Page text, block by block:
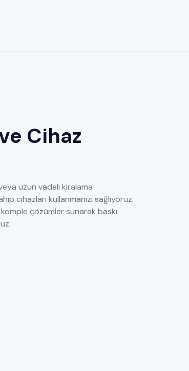
Cihaz
uzun vadeli kiralama
cihazları kullanmanızı sağlıyoruz.
çözümler sunarak baskı